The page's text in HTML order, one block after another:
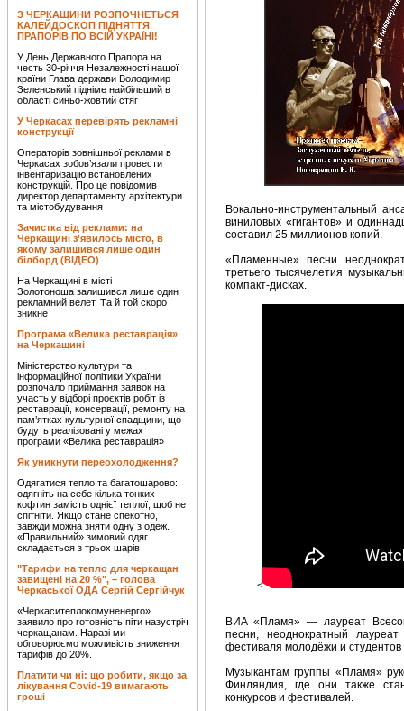
З ЧЕРКАЩИНИ РОЗПОЧНЕТЬСЯ
КАЛЕЙДОСКОП ПІДНЯТТЯ
ПРАПОРІВ ПО ВСІЙ УКРАЇНІ!
У День Державного Прапора на
честь 30-річчя Незалежності нашої
країни Глава держави Володимир
Зеленський підніме найбільший в
області синьо-жовтий стяг
У Черкасах перевірять рекламні
конструкції
Операторів зовнішньої реклами в
Черкасах зобов’язали провести
інвентаризацію встановлених
конструкцій. Про це повідомив
директор департаменту архітектури
та містобудування
Зачистка від реклами: на
Черкащині з’явилось місто, в
якому залишився лише один
білборд (ВІДЕО)
На Черкащині в місті
Золотоноша залишився лише один
рекламний велет. Та й той скоро
зникне
Програма «Велика реставрація»
на Черкащині
Міністерство культури та
інформаційної політики України
розпочало приймання заявок на
участь у відборі проєктів робіт із
реставрації, консервації, ремонту на
пам’ятках культурної спадщини, що
будуть реалізовані у межах
програми «Велика реставрація»
Як уникнути переохолодження?
Одягатися тепло та багатошарово:
одягніть на себе кілька тонких
кофтин замість однієї теплої, щоб не
спітніти. Якщо стане спекотно,
завжди можна зняти одну з одеж.
«Правильний» зимовий одяг
складається з трьох шарів
"Тарифи на тепло для черкащан
завищені на 20 %", – голова
Черкаської ОДА Сергій Сергійчук
«Черкаситеплокомуненерго»
заявило про готовність піти назустріч
черкащанам. Наразі ми
обговорюємо можливість зниження
тарифів до 20%.
Платити чи ні: що робити, якщо за
лікування Covid-19 вимагають
гроші
Вокально-инструментальный
виниловых «гигантов» и
составил 25 миллионов копий.
«Пламенные» песни
третьего тысячелетия
компакт-дисках.
<
ВИА «Пламя» — лауреат
песни, неоднократный
фестиваля молодёжи и
Музыкантам группы «Пламя»
Финляндия, где они также
конкурсов и фестивалей.